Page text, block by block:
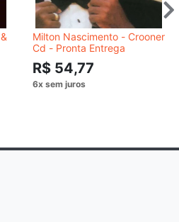
Milton Nascimento - Crooner
Cd - Pronta Entrega
R$ 54,77